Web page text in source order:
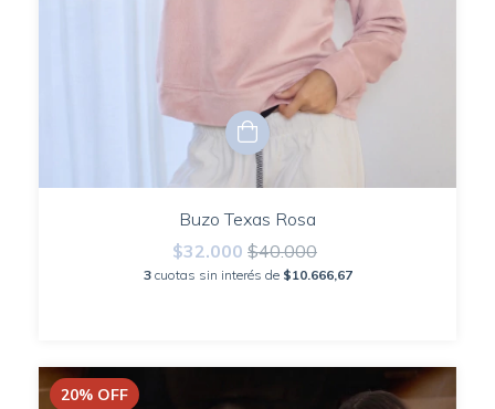
Buzo Texas Rosa
$32.000 $40.000
3 cuotas sin interés de $10.666,67
20% OFF